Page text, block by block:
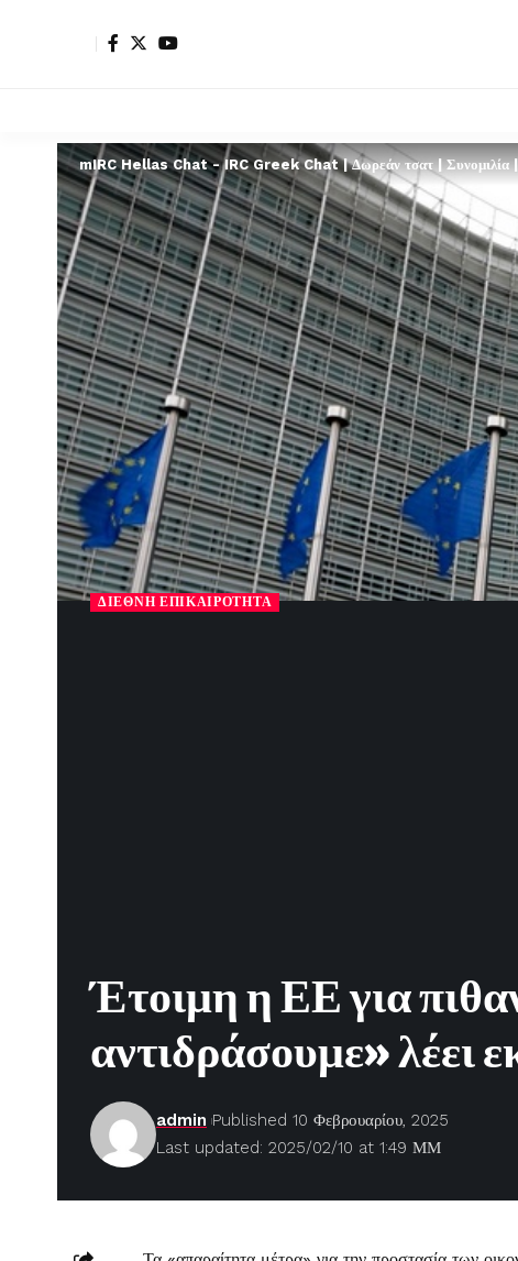
mIRC Hellas Chat - IRC Greek Chat | Δωρεάν τσατ | Συνομιλία |
ΔΙΕΘΝΉ ΕΠΙΚΑΙΡΌΤΗΤΑ
Έτοιμη η ΕΕ για
αντιδράσουμε» λέει
Last updated: 2025/02/10 at 1:49 ΜΜ
admin Published 10 Φεβρουαρίου, 2025